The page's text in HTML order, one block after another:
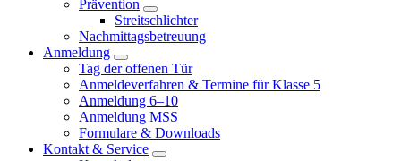
Prävention
Streitschlichter
Nachmittagsbetreuung
Anmeldung
Tag der offenen Tür
Anmeldeverfahren & Termine für Klasse 5
Anmeldung 6–10
Anmeldung MSS
Formulare & Downloads
Kontakt & Service